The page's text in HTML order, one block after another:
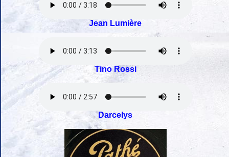
Jean Lumière
Tino Rossi
Darcelys